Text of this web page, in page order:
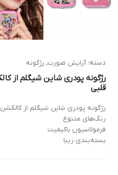
دسته: آرایش صورت, رژگونه
قلبی
رژگونه پودری شاین شیگلم از کالکشن Powerpuff مدل قلبی
رنگ‌های متنوع
فرمولاسیون باکیفیت
بسته‌بندی زیبا